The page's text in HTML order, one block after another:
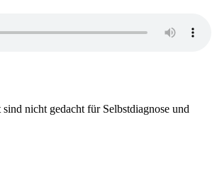
nicht gedacht für Selbstdiagnose und